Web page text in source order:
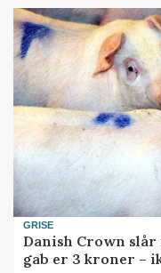
GRISE
Danish Crown
gab er 3 kroner –